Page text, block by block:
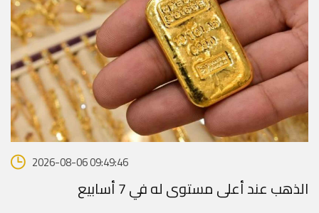
2026-08-06 09:49:46
الذهب عند أعلى مستوى له في 7 أسابيع